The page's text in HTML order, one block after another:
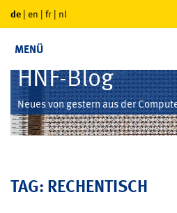
de | en | fr | nl
MENÜ
HNF-Blog
Neues von gestern aus der
TAG: RECHENTISCH